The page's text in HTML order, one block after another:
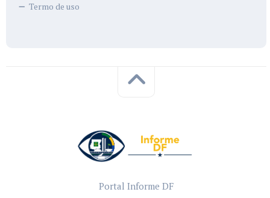
Termo de uso
Portal Informe DF